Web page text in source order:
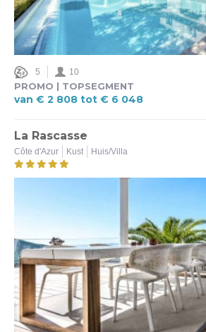
3,5 (2)
4 (6)
4,5 (1)
5 (2)
Nee (8)
5 10
PROMO | TOPSEGMENT
van € 2 808 tot € 6 048
La Rascasse
Côte d'Azur Kust Huis/Villa